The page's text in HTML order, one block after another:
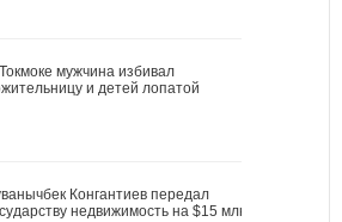
мужчина избивал
и детей лопатой
Конгантиев передал
недвижимость на $15 млн